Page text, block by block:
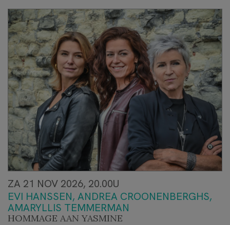
ZA 21 NOV 2026, 20.00U
EVI HANSSEN, ANDREA CROONENBERGHS,
AMARYLLIS TEMMERMAN
HOMMAGE AAN YASMINE